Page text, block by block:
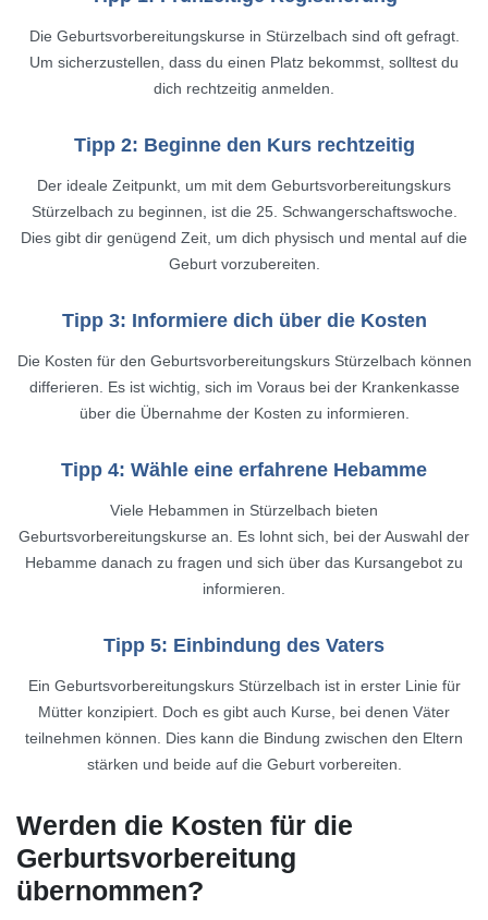
Die Geburtsvorbereitungskurse in Stürzelbach sind oft gefragt.
Um sicherzustellen, dass du einen Platz bekommst, solltest du
dich rechtzeitig anmelden.
Tipp 2: Beginne den Kurs rechtzeitig
Der ideale Zeitpunkt, um mit dem Geburtsvorbereitungskurs
Stürzelbach zu beginnen, ist die 25. Schwangerschaftswoche.
Dies gibt dir genügend Zeit, um dich physisch und mental auf die
Geburt vorzubereiten.
Tipp 3: Informiere dich über die Kosten
Die Kosten für den Geburtsvorbereitungskurs Stürzelbach können
differieren. Es ist wichtig, sich im Voraus bei der Krankenkasse
über die Übernahme der Kosten zu informieren.
Tipp 4: Wähle eine erfahrene Hebamme
Viele Hebammen in Stürzelbach bieten
Geburtsvorbereitungskurse an. Es lohnt sich, bei der Auswahl der
Hebamme danach zu fragen und sich über das Kursangebot zu
informieren.
Tipp 5: Einbindung des Vaters
Ein Geburtsvorbereitungskurs Stürzelbach ist in erster Linie für
Mütter konzipiert. Doch es gibt auch Kurse, bei denen Väter
teilnehmen können. Dies kann die Bindung zwischen den Eltern
stärken und beide auf die Geburt vorbereiten.
Werden die Kosten für die
Gerburtsvorbereitung
übernommen?